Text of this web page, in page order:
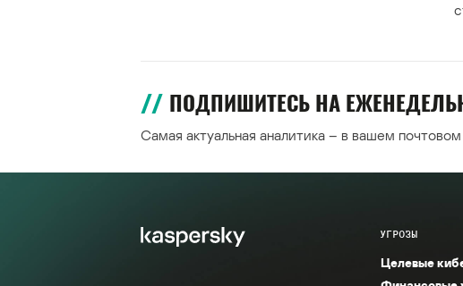
ПОДПИШИТЕСЬ НА
Самая актуальная аналитика – в вашем
УГРОЗЫ
Целевые